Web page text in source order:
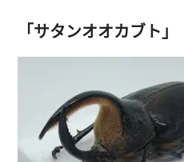
「サタンオオカブト」